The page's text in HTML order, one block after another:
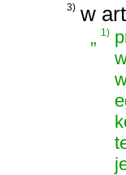
3) w
„ 1)